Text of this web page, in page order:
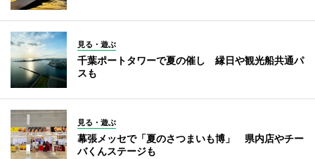
見る・遊ぶ
千葉ポートタワーで夏の催し 縁日や観光船共通パ
スも
見る・遊ぶ
幕張メッセで「夏のさつまいも博」 県内店やチー
バくんステージも